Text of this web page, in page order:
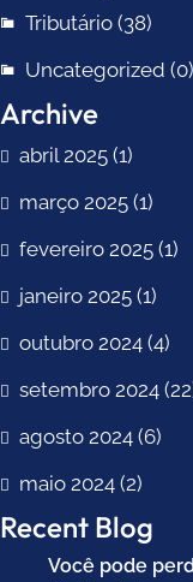
Tributário (38)
Uncategorized (0)
Archive
abril 2025 (1)
março 2025 (1)
fevereiro 2025 (1)
janeiro 2025 (1)
outubro 2024 (4)
setembro 2024
agosto 2024 (6)
maio 2024 (2)
Recent Blog
Você pode